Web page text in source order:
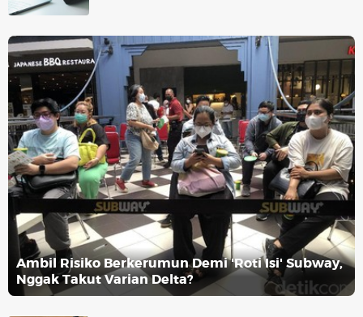
Ambil Risiko Berkerumun Demi 'Roti Isi' Subway,
Nggak Takut Varian Delta?